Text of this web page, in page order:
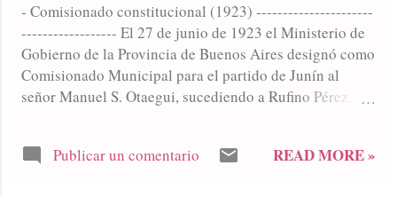
- Comisionado constitucional (1923) ----------------------
------------------ El 27 de junio de 1923 el Ministerio de
Gobierno de la Provincia de Buenos Aires designó como
Comisionado Municipal para el partido de Junín al
señor Manuel S. Otaegui, sucediendo a Rufino Pérez.
Publicar un comentario READ MORE »